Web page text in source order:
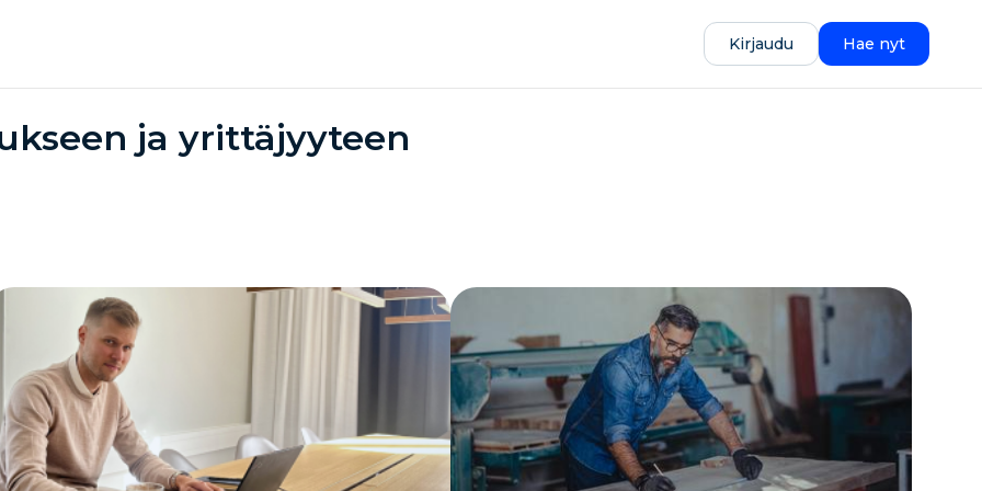
Kirjaudu Hae nyt
ja yrittäjyyteen